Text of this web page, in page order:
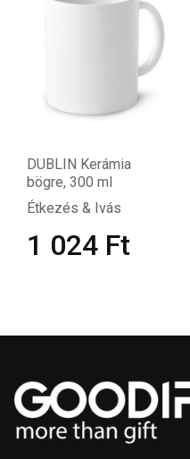
Kerámia
300 ml
& Ivás
024Ft